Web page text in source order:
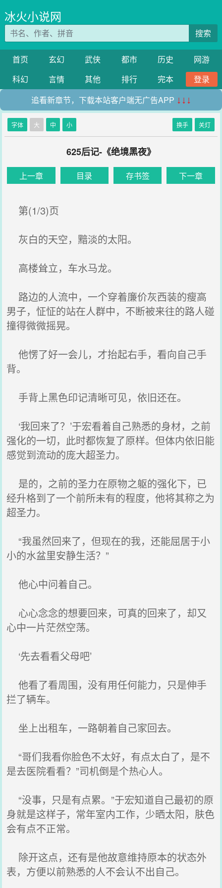
冰火小说网
搜索
首页 玄幻 武侠 都市 历史
网游
科幻
言情 其他 排行 完本
登录
追看新章节，下载本站客户端无广告APP ↓↓↓
字体 大 中 小 换手 关灯
625后记-《绝境黑夜》
上一章 目录 存书签 下一章
第(1/3)页
灰白的天空，黯淡的太阳。
高楼耸立，车水马龙。
路边的人流中，一个穿着廉价灰西装的瘦高
男子，怔怔的站在人群中，不断被来往的路人碰
撞得微微摇晃。
他愣了好一会儿，才抬起右手，看向自己手
背。
手背上黑色印记清晰可见，依旧还在。
‘我回来了？’于宏看着自己熟悉的身材，之前
强化的一切，此时都恢复了原样。但体内依旧能
感觉到流动的庞大超圣力。
是的，之前的圣力在原物之躯的强化下，已
经升格到了一个前所未有的程度，他将其称之为
超圣力。
“我虽然回来了，但现在的我，还能屈居于小
小的水盆里安静生活？”
他心中问着自己。
心心念念的想要回来，可真的回来了，却又
心中一片茫然空荡。
‘先去看看父母吧’
他看了看周围，没有用任何能力，只是伸手
拦了辆车。
坐上出租车，一路朝着自己家回去。
“哥们我看你脸色不太好，有点太白了，是不
是去医院看看？”司机倒是个热心人。
“没事，只是有点累。”于宏知道自己最初的原
身就是这样子，常年室内工作，少晒太阳，肤色
会有点不正常。
除开这点，还有是他故意维持原本的状态外
表，方便以前熟悉的人不会认不出自己。